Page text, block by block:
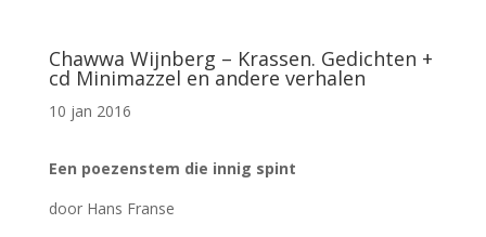
Chawwa Wijnberg – Krassen. Gedichten +
cd Minimazzel en andere verhalen
10 jan 2016
Een poezenstem die innig spint
door Hans Franse